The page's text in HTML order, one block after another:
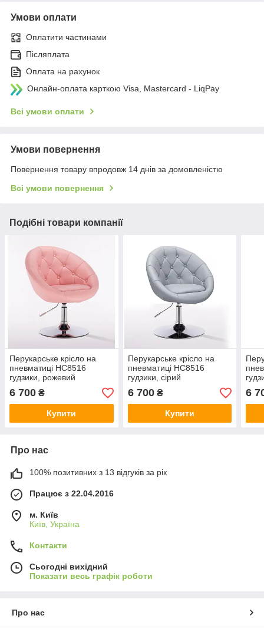
Умови оплати
Оплатити частинами
Післяплата
Оплата на рахунок
Онлайн-оплата карткою Visa, Mastercard - LiqPay
Всі умови оплати
Умови повернення
Повернення товару впродовж 14 днів за домовленістю
Всі умови повернення
Подібні товари компанії
Перукарське крісло на
пневматиці HC8516
гудзики, рожевий
6 700 ₴
Купити
Перукарське крісло на
пневматиці HC8516
гудзики, сірий
6 700₴
Купити
6
Про нас
100% позитивних з 13 відгуків за рік
Працює з 22.04.2016
м. Київ
Київ, Україна
Контакти
Сьогодні вихідний
Показати весь графік роботи
Про нас